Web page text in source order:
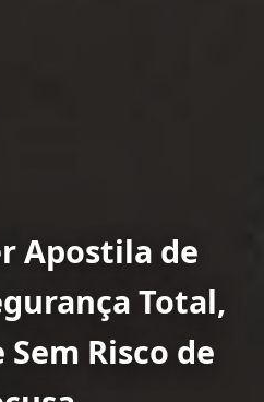
Apostila de
Total,
Sem Risco de